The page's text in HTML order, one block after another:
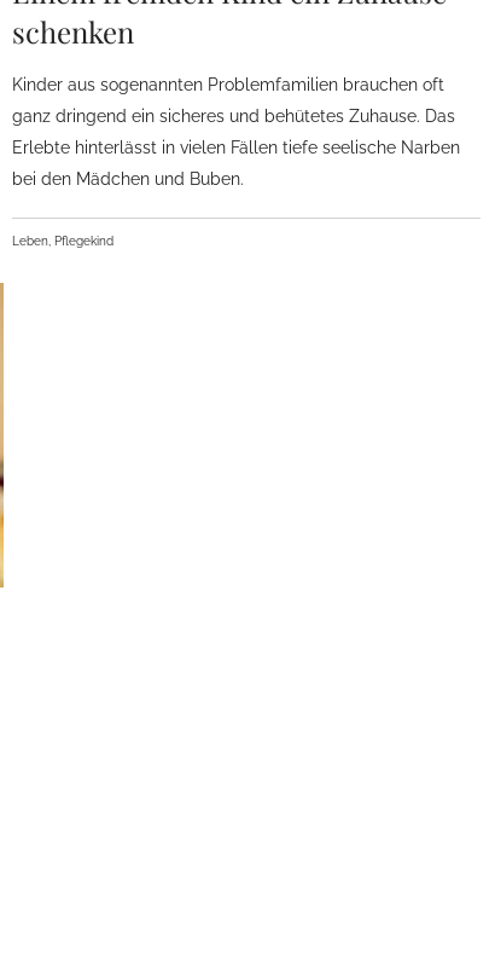
schenken
Kinder aus sogenannten Problemfamilien brauchen oft
ganz dringend ein sicheres und behütetes Zuhause. Das
Erlebte hinterlässt in vielen Fällen tiefe seelische Narben
bei den Mädchen und Buben.
Leben, Pflegekind